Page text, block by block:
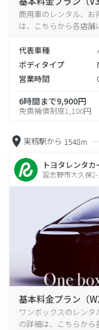
商用車のレンタル、
は、こちらから各店舗
代表車種
ボディタイプ
営業時間
6時間まで9,900円
免責補償制度1,100円
実籾駅から 1548m
トヨタレンタ
習志野市大久保2-
基本料金プラン（
ワンボックスのレン
の詳細は、こちらから